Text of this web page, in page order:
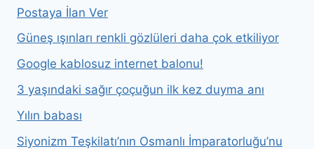
Postaya İlan Ver
Güneş ışınları renkli gözlüleri daha çok etkiliyor
Google kablosuz internet balonu!
3 yaşındaki sağır çoçuğun ilk kez duyma anı
Yılın babası
Siyonizm Teşkilatı’nın Osmanlı İmparatorluğu’nu